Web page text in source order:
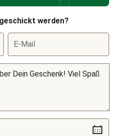
werden?
E-Mail